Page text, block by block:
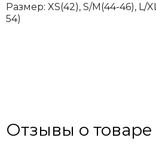
Размер: XS(42), S/M(44-46), L/
54)
Отзывы о товаре